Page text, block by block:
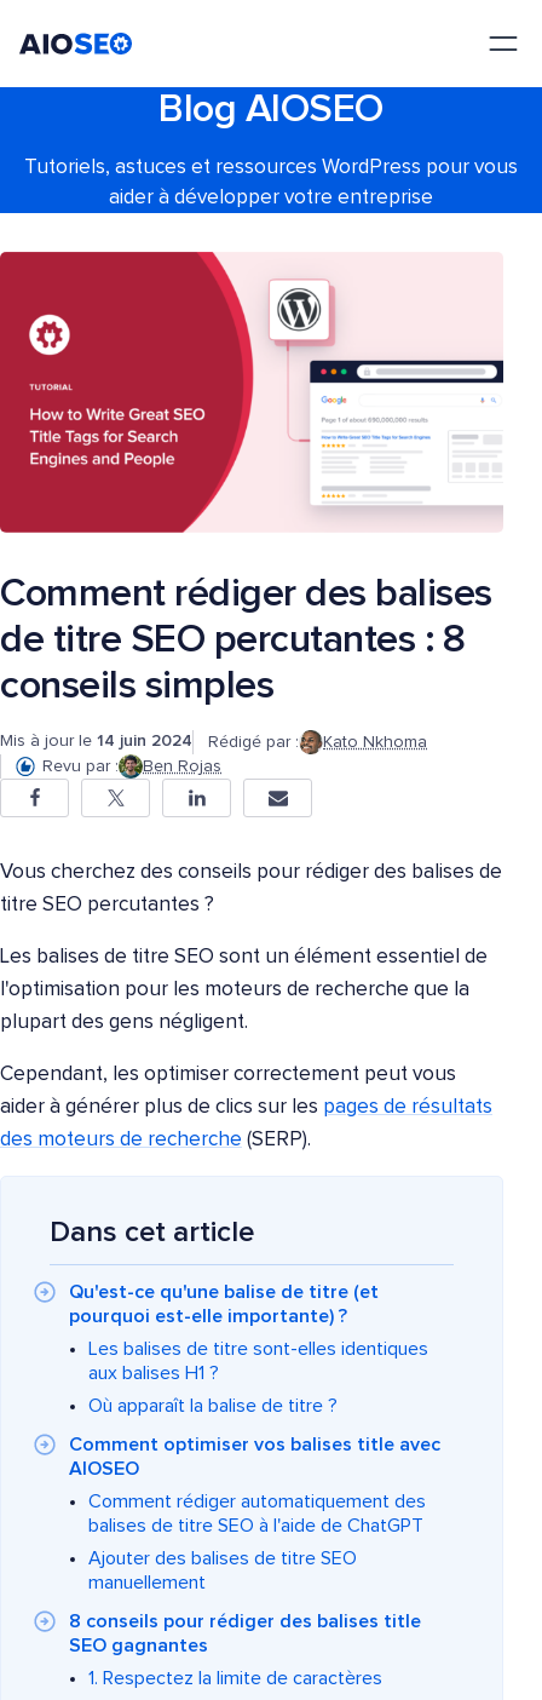
Blog AIOSEO
Tutoriels, astuces et ressources WordPress pour vous
aider à développer votre entreprise
Comment rédiger des balises
de titre SEO percutantes : 8
conseils simples
Mis à jour le 14 juin 2024 Rédigé par :
Kato Nkhoma
Revu par :
Ben Rojas
Vous cherchez des conseils pour rédiger des balises de
titre SEO percutantes ?
Les balises de titre SEO sont un élément essentiel de
l'optimisation pour les moteurs de recherche que la
plupart des gens négligent.
Cependant, les optimiser correctement peut vous
aider à générer plus de clics sur les pages de résultats
des moteurs de recherche (SERP).
Dans cet article
Qu'est-ce qu'une balise de titre (et
pourquoi est-elle importante) ?
Les balises de titre sont-elles identiques
aux balises H1 ?
Où apparaît la balise de titre ?
Comment optimiser vos balises title avec
AIOSEO
Comment rédiger automatiquement des
balises de titre SEO à l'aide de ChatGPT
Ajouter des balises de titre SEO
manuellement
8 conseils pour rédiger des balises title
SEO gagnantes
1. Respectez la limite de caractères